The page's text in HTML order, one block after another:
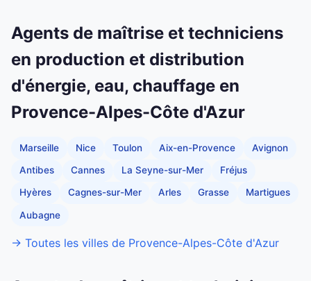
Agents de maîtrise et techniciens
en production et distribution
d'énergie, eau, chauffage en
Provence-Alpes-Côte d'Azur
Marseille Nice Toulon Aix-en-Provence Avignon
Antibes Cannes La Seyne-sur-Mer Fréjus
Hyères Cagnes-sur-Mer Arles Grasse Martigues
Aubagne
→ Toutes les villes de Provence-Alpes-Côte d'Azur